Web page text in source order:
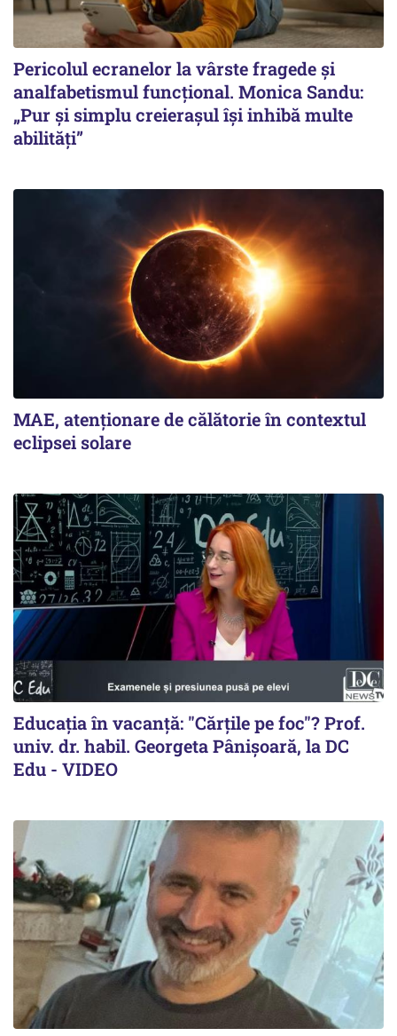
Pericolul ecranelor la vârste fragede și
analfabetismul funcțional. Monica Sandu:
„Pur și simplu creierașul își inhibă multe
abilități”
MAE, atenționare de călătorie în contextul
eclipsei solare
Educația în vacanță: "Cărțile pe foc"? Prof.
univ. dr. habil. Georgeta Pânișoară, la DC
Edu - VIDEO